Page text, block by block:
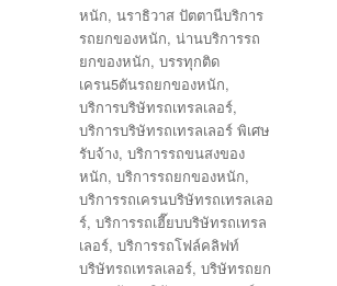
หนัก, นราธิวาส ปัตตานีบริการ
รถยกของหนัก, น่านบริการรถ
ยกของหนัก, บรรทุกติด
เครน5ตันรถยกของหนัก,
บริการบริษัทรถเทรลเลอร์,
บริการบริษัทรถเทรลเลอร์ พิเศษ
รับจ้าง, บริการรถขนสงของ
หนัก, บริการรถยกของหนัก,
บริการรถเครนบริษัทรถเทรลเลอ
ร์, บริการรถเฮี๊ยบบริษัทรถเทรล
เลอร์, บริการรถโฟล์คลิฟท์
บริษัทรถเทรลเลอร์, บริษัทรถยก